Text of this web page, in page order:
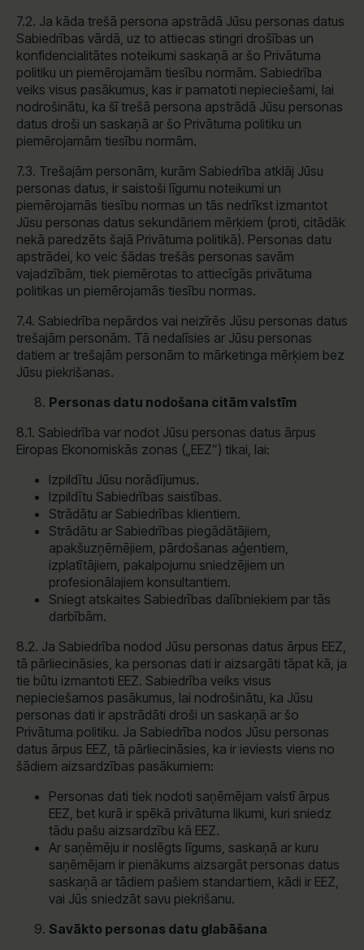
7.2. Ja kāda trešā persona apstrādā Jūsu personas datus
Sabiedrības vārdā, uz to attiecas stingri drošības un
konfidencialitātes noteikumi saskaņā ar šo Privātuma
politiku un piemērojamām tiesību normām. Sabiedrība
veiks visus pasākumus, kas ir pamatoti nepieciešami, lai
nodrošinātu, ka šī trešā persona apstrādā Jūsu personas
datus droši un saskaņā ar šo Privātuma politiku un
piemērojamām tiesību normām.
7.3. Trešajām personām, kurām Sabiedrība atklāj Jūsu
personas datus, ir saistoši līgumu noteikumi un
piemērojamās tiesību normas un tās nedrīkst izmantot
Jūsu personas datus sekundāriem mērķiem (proti, citādāk
nekā paredzēts šajā Privātuma politikā). Personas datu
apstrādei, ko veic šādas trešās personas savām
vajadzībām, tiek piemērotas to attiecīgās privātuma
politikas un piemērojamās tiesību normas.
7.4. Sabiedrība nepārdos vai neizīrēs Jūsu personas datus
trešajām personām. Tā nedalīsies ar Jūsu personas
datiem ar trešajām personām to mārketinga mērķiem bez
Jūsu piekrišanas.
Personas datu nodošana citām valstīm
8.1. Sabiedrība var nodot Jūsu personas datus ārpus
Eiropas Ekonomiskās zonas („EEZ”) tikai, lai:
Izpildītu Jūsu norādījumus.
Izpildītu Sabiedrības saistības.
Strādātu ar Sabiedrības klientiem.
Strādātu ar Sabiedrības piegādātājiem,
apakšuzņēmējiem, pārdošanas aģentiem,
izplatītājiem, pakalpojumu sniedzējiem un
profesionālajiem konsultantiem.
Sniegt atskaites Sabiedrības dalībniekiem par tās
darbībām.
8.2. Ja Sabiedrība nodod Jūsu personas datus ārpus EEZ,
tā pārliecināsies, ka personas dati ir aizsargāti tāpat kā, ja
tie būtu izmantoti EEZ. Sabiedrība veiks visus
nepieciešamos pasākumus, lai nodrošinātu, ka Jūsu
personas dati ir apstrādāti droši un saskaņā ar šo
Privātuma politiku. Ja Sabiedrība nodos Jūsu personas
datus ārpus EEZ, tā pārliecināsies, ka ir ieviests viens no
šādiem aizsardzības pasākumiem:
Personas dati tiek nodoti saņēmējam valstī ārpus
EEZ, bet kurā ir spēkā privātuma likumi, kuri sniedz
tādu pašu aizsardzību kā EEZ.
Ar saņēmēju ir noslēgts līgums, saskaņā ar kuru
saņēmējam ir pienākums aizsargāt personas datus
saskaņā ar tādiem pašiem standartiem, kādi ir EEZ,
vai Jūs sniedzāt savu piekrišanu.
Savākto personas datu glabāšana